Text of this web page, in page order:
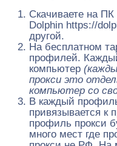
Скачиваете на ПК
Dolphin https://
другой.
На бесплатном
профилей.
компьютер
прокси это
компьютер со
В каждый
привязывается к
профиль прокси
много мест где